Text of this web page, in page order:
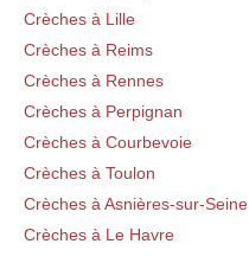
Crèches à Lille
Crèches à Reims
Crèches à Rennes
Crèches à Perpignan
Crèches à Courbevoie
Crèches à Toulon
Crèches à Asnières-sur-Seine
Crèches à Le Havre